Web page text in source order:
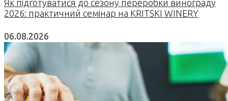
Як підготуватися до сезону переробки винограду
2026: практичний семінар на KRITSKI WINERY
06.08.2026